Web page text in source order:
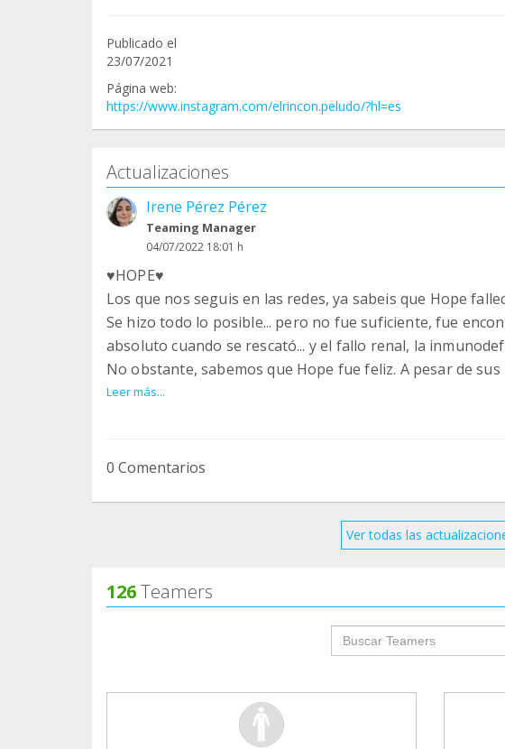
Publicado el
23/07/2021
Página web:
https://www.instagram.com/elrincon.peludo/?hl=es
Actualizaciones
Irene Pérez Pérez
Teaming Manager
04/07/2022 18:01 h
♥️HOPE♥️
Los que nos seguis en las redes, ya sabeis que Hope
Se hizo todo lo posible... pero no fue suficiente, fue
absoluto cuando se rescató... y el fallo renal, la
No obstante, sabemos que Hope fue feliz. A pesar de
urgencias, ingresos, transfusion de sangre extraccion de
cariño y el respeto que nunca tuvo, y él supo
conseguido pagar la deuda generada para darle calidad de
Leer más...
0 Comentarios
Ver todas las
126Teamers